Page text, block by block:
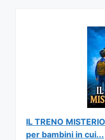
IL TRENO
per bambini in cui...